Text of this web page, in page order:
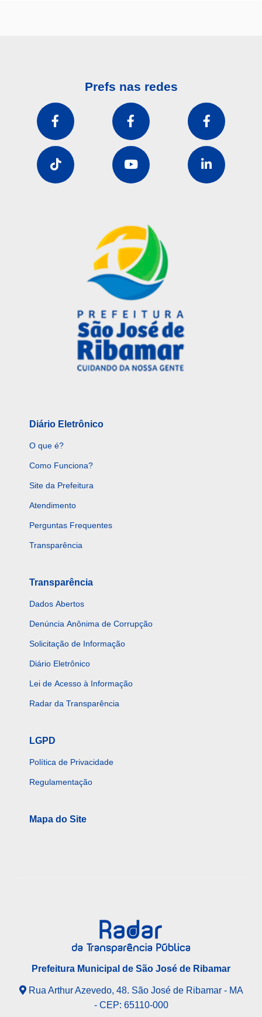
Prefs nas redes
Diário Eletrônico
O que é?
Como Funciona?
Site da Prefeitura
Atendimento
Perguntas Frequentes
Transparência
Transparência
Dados Abertos
Denúncia Anônima de Corrupção
Solicitação de Informação
Diário Eletrônico
Lei de Acesso à Informação
Radar da Transparência
LGPD
Política de Privacidade
Regulamentação
Mapa do Site
Prefeitura Municipal de São José de Ribamar
Rua Arthur Azevedo, 48. São José de Ribamar - MA
- CEP: 65110-000